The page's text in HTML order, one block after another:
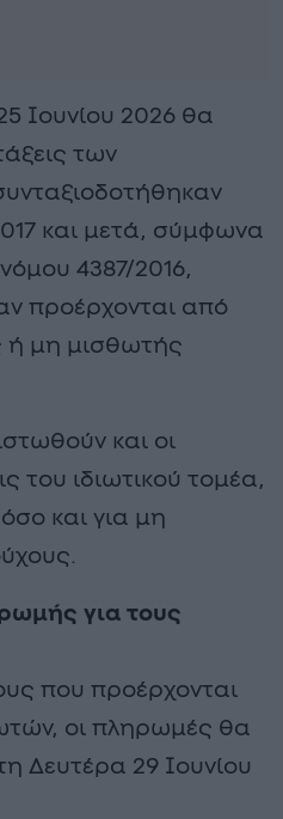
Ιουνίου 2026 θα
των
και μετά, σύμφωνα
4387/2016,
προέρχονται από
ή μη μισθωτής
και οι
του ιδιωτικού τομέα,
και για μη
για τους
που προέρχονται
οι πληρωμές θα
Δευτέρα 29 Ιουνίου